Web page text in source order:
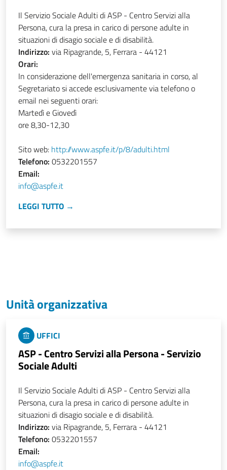
Il Servizio Sociale Adulti di ASP - Centro Servizi alla
Persona, cura la presa in carico di persone adulte in
situazioni di disagio sociale e di disabilità.
Indirizzo: via Ripagrande, 5, Ferrara - 44121
Orari:
In considerazione dell'emergenza sanitaria in corso, al
Segretariato si accede esclusivamente via telefono o
email nei seguenti orari:
Martedì e Giovedì
ore 8,30-12,30
Sito web: http://www.aspfe.it/p/8/adulti.html
Telefono: 0532201557
Email:
info@aspfe.it
LEGGI TUTTO →
Unità organizzativa
UFFICI
ASP - Centro Servizi alla Persona - Servizio
Sociale Adulti
Il Servizio Sociale Adulti di ASP - Centro Servizi alla
Persona, cura la presa in carico di persone adulte in
situazioni di disagio sociale e di disabilità.
Indirizzo: via Ripagrande, 5, Ferrara - 44121
Telefono: 0532201557
Email:
info@aspfe.it